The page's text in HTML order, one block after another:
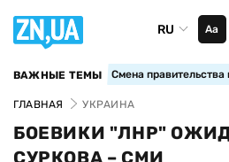
RU Аа
ВАЖНЫЕ ТЕМЫ Смена
ГЛАВНАЯ УКРАИНА
БОЕВИКИ "ЛНР"
СУРКОВА – СМИ